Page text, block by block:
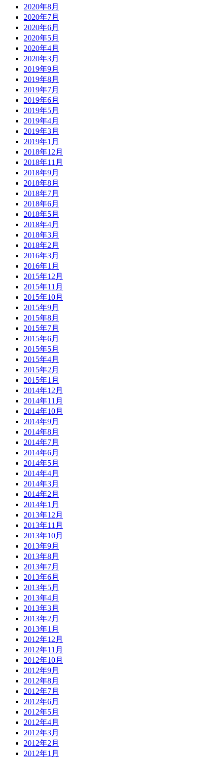
2020年8月
2020年7月
2020年6月
2020年5月
2020年4月
2020年3月
2019年9月
2019年8月
2019年7月
2019年6月
2019年5月
2019年4月
2019年3月
2019年1月
2018年12月
2018年11月
2018年9月
2018年8月
2018年7月
2018年6月
2018年5月
2018年4月
2018年3月
2018年2月
2016年3月
2016年1月
2015年12月
2015年11月
2015年10月
2015年9月
2015年8月
2015年7月
2015年6月
2015年5月
2015年4月
2015年2月
2015年1月
2014年12月
2014年11月
2014年10月
2014年9月
2014年8月
2014年7月
2014年6月
2014年5月
2014年4月
2014年3月
2014年2月
2014年1月
2013年12月
2013年11月
2013年10月
2013年9月
2013年8月
2013年7月
2013年6月
2013年5月
2013年4月
2013年3月
2013年2月
2013年1月
2012年12月
2012年11月
2012年10月
2012年9月
2012年8月
2012年7月
2012年6月
2012年5月
2012年4月
2012年3月
2012年2月
2012年1月